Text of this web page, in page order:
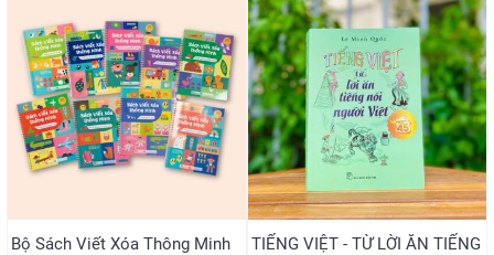
Bộ Sách Viết Xóa Thông Minh
TIẾNG VIỆT - TỪ LỜI ĂN TIẾNG